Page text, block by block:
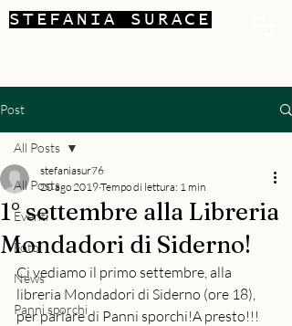
STEFANIA SURACE
Post
All Posts
Eventi
Foto
News
Panni sporchi
All Posts
1° settembre alla Libreria
Mondadori di Siderno!
stefaniasur76
20 ago 2019Tempo di lettura: 1 min
Ci vediamo il primo settembre, alla
libreria Mondadori di Siderno (ore 18),
per parlare di Panni sporchi!A presto!!!